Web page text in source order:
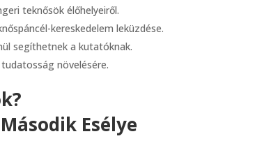
teknősök élőhelyeiről.
kereskedelem leküzdése.
segíthetnek a kutatóknak.
növelésére.
Esélye